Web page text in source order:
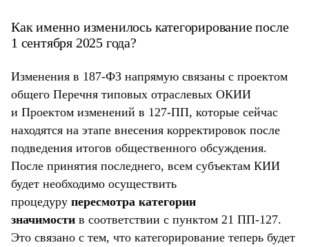
Как именно изменилось категорирование после
1 сентября 2025 года?
Изменения в 187-ФЗ напрямую связаны с проектом
общего Перечня типовых отраслевых ОКИИ
и Проектом изменений в 127-ПП, которые сейчас
находятся на этапе внесения корректировок после
подведения итогов общественного обсуждения.
После принятия последнего, всем субъектам КИИ
будет необходимо осуществить
процедуру пересмотра категории
значимости в соответствии с пунктом 21 ПП-127.
Это связано с тем, что категорирование теперь будет